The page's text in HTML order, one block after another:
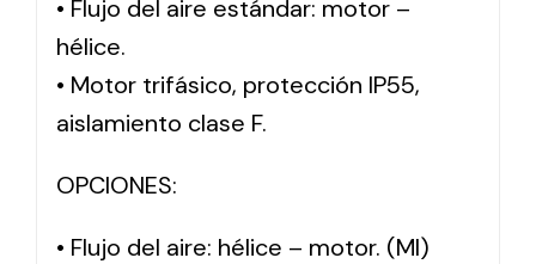
• Flujo del aire estándar: motor –
hélice.
• Motor trifásico, protección IP55,
aislamiento clase F.
OPCIONES:
• Flujo del aire: hélice – motor. (MI)